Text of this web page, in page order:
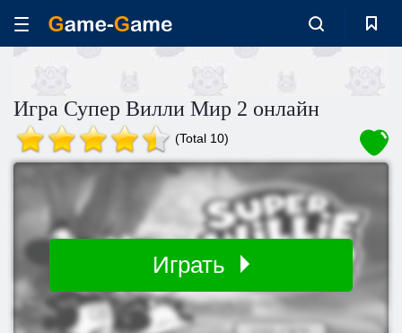
Игра Супер Вилли Мир 2 онлайн
(Total 10)
Играть